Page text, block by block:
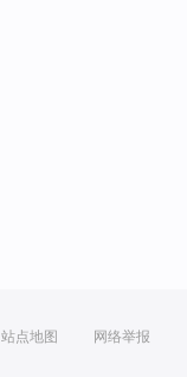
站点地图 网络举报